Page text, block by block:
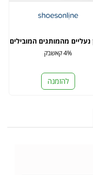
נעליים מהמותגים המובילים
4% קאשבק
להזמנה